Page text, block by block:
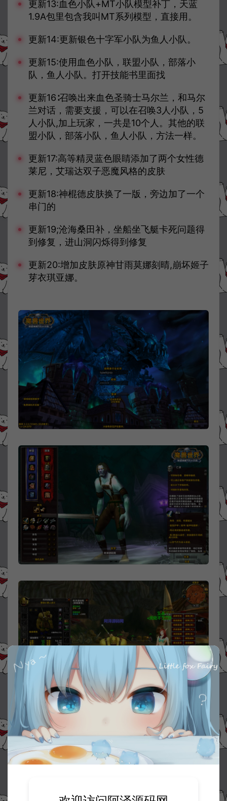
更新13:血色小队+MT小队模型补丁，天蓝
1.9A包里包含我叫MT系列模型，直接用。
更新14:更新银色十字军小队为鱼人小队。
更新15:使用血色小队，联盟小队，部落小
队，鱼人小队。打开技能书里面找
更新16∶召唤出来血色圣骑士马尔兰，和马尔
兰对话，需要支援，可以在召唤3人小队，5
人小队,加上玩家，一共是10个人。其他的联
盟小队，部落小队，鱼人小队，方法一样。
更新17:高等精灵蓝色眼睛添加了两个女性德
莱尼，艾瑞达双子恶魔风格的皮肤
更新18:神棍德皮肤换了一版，旁边加了一个
串门的
更新19;沧海桑田补，坐船坐飞艇卡死问题得
到修复，进山洞闪烁得到修复
更新20:增加皮肤原神甘雨莫娜刻晴,崩坏姬子
芽衣琪亚娜。